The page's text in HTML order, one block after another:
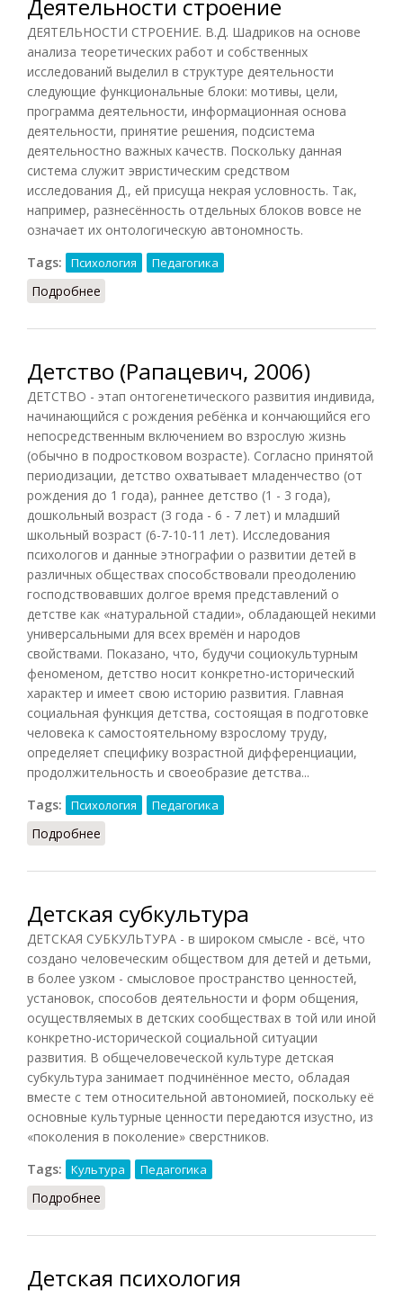
Деятельности строение
ДЕЯТЕЛЬНОСТИ СТРОЕНИЕ. В.Д. Шадриков на основе
анализа теоретических работ и собственных
исследований выделил в структуре деятельности
следующие функциональные блоки: мотивы, цели,
программа деятельности, информационная основа
деятельности, принятие решения, подсистема
деятельностно важных качеств. Поскольку данная
система служит эвристическим средством
исследования Д., ей присуща некрая условность. Так,
например, разнесённость отдельных блоков вовсе не
означает их онтологическую автономность.
Tags:
Психология Педагогика
Подробнее
Детство (Рапацевич, 2006)
ДЕТСТВО - этап онтогенетического развития индивида,
начинающийся с рождения ребёнка и кончающийся его
непосредственным включением во взрослую жизнь
(обычно в подростковом возрасте). Согласно принятой
периодизации, детство охватывает младенчество (от
рождения до 1 года), раннее детство (1 - 3 года),
дошкольный возраст (3 года - 6 - 7 лет) и младший
школьный возраст (6-7-10-11 лет). Исследования
психологов и данные этнографии о развитии детей в
различных обществах способствовали преодолению
господствовавших долгое время представлений о
детстве как «натуральной стадии», обладающей некими
универсальными для всех времён и народов
свойствами. Показано, что, будучи социокультурным
феноменом, детство носит конкретно-исторический
характер и имеет свою историю развития. Главная
социальная функция детства, состоящая в подготовке
человека к самостоятельному взрослому труду,
определяет специфику возрастной дифференциации,
продолжительность и своеобразие детства...
Tags:
Психология Педагогика
Подробнее
Детская субкультура
ДЕТСКАЯ СУБКУЛЬТУРА - в широком смысле - всё, что
создано человеческим обществом для детей и детьми,
в более узком - смысловое пространство ценностей,
установок, способов деятельности и форм общения,
осуществляемых в детских сообществах в той или иной
конкретно-исторической социальной ситуации
развития. В общечеловеческой культуре детская
субкультура занимает подчинённое место, обладая
вместе с тем относительной автономией, поскольку её
основные культурные ценности передаются изустно, из
«поколения в поколение» сверстников.
Tags:
Культура Педагогика
Подробнее
Детская психология